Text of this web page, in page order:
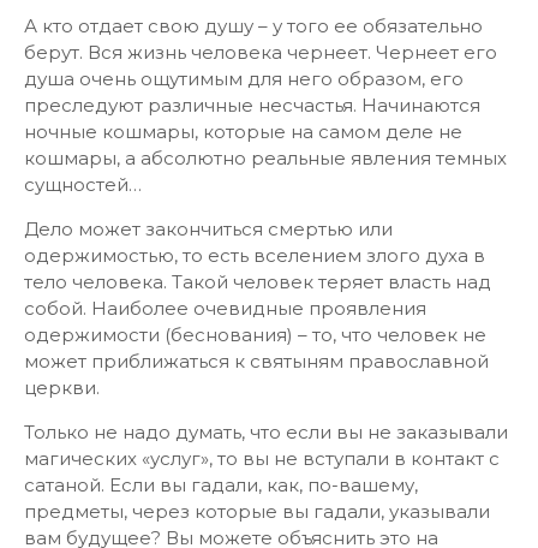
А кто отдает свою душу – у того ее обязательно
берут. Вся жизнь человека чернеет. Чернеет его
душа очень ощутимым для него образом, его
преследуют различные несчастья. Начинаются
ночные кошмары, которые на самом деле не
кошмары, а абсолютно реальные явления темных
сущностей…
Дело может закончиться смертью или
одержимостью, то есть вселением злого духа в
тело человека. Такой человек теряет власть над
собой. Наиболее очевидные проявления
одержимости (беснования) – то, что человек не
может приближаться к святыням православной
церкви.
Только не надо думать, что если вы не заказывали
магических «услуг», то вы не вступали в контакт с
сатаной. Если вы гадали, как, по-вашему,
предметы, через которые вы гадали, указывали
вам будущее? Вы можете объяснить это на